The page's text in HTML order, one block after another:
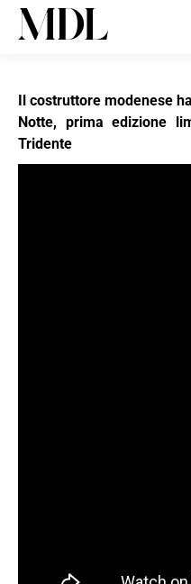
Il costruttore modenese
Notte, prima edizione
Tridente